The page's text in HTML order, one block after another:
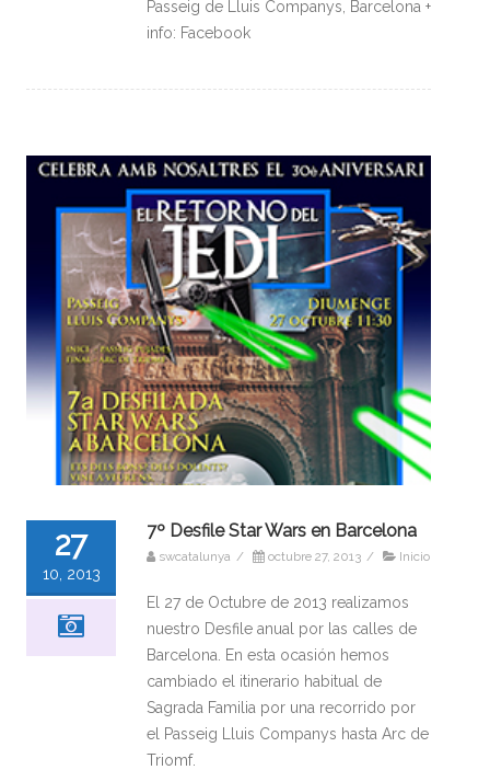
Passeig de Lluis Companys, Barcelona +
info: Facebook
27
10, 2013
7º Desfile Star Wars en Barcelona
swcatalunya / octubre 27, 2013 / Inicio
El 27 de Octubre de 2013 realizamos
nuestro Desfile anual por las calles de
Barcelona. En esta ocasión hemos
cambiado el itinerario habitual de
Sagrada Familia por una recorrido por
el Passeig Lluis Companys hasta Arc de
Triomf.